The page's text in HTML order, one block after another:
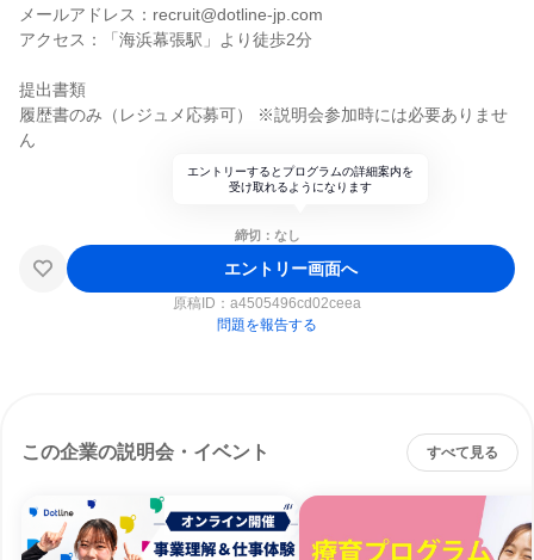
メールアドレス：recruit@dotline-jp.com
アクセス：「海浜幕張駅」より徒歩2分
提出書類
履歴書のみ（レジュメ応募可） ※説明会参加時には必要ありませ
ん
エントリーするとプログラムの詳細案内を
受け取れるようになります
締切：なし
エントリー画面へ
原稿ID： a4505496cd02ceea
問題を報告する
この企業の説明会・イベント すべて見る